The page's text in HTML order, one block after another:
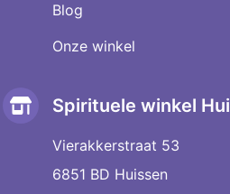
Blog
Onze winkel
Spirituele winkel
Vierakkerstraat 53
6851 BD Huissen